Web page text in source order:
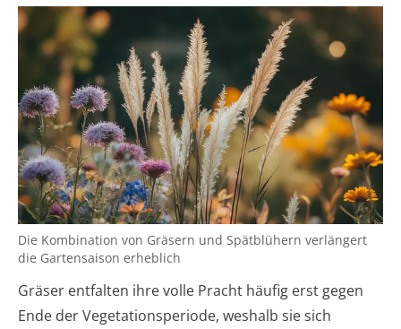
Die Kombination von Gräsern und Spätblühern verlängert
die Gartensaison erheblich
Gräser entfalten ihre volle Pracht häufig erst gegen
Ende der Vegetationsperiode, weshalb sie sich